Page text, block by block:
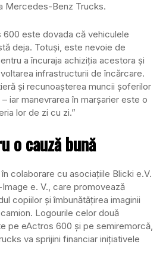
Mercedes-Benz Trucks.
600 este dovada că vehiculele
deja. Totuși, este nevoie de
a încuraja achiziția acestora și
infrastructurii de încărcare.
și recunoașterea muncii șoferilor
iar manevrarea în marșarier este o
lor de zi cu zi.”
o cauză bună
colaborare cu asociațiile Blicki e.V.
Image e. V., care promovează
copiilor și îmbunătățirea imaginii
Logourile celor două
pe eActros 600 și pe semiremorcă,
va sprijini financiar inițiativele